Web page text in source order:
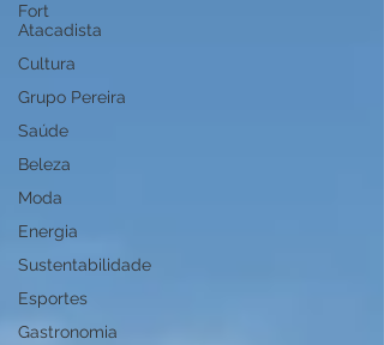
Fort
Atacadista
Cultura
Grupo Pereira
Saúde
Beleza
Moda
Energia
Sustentabilidade
Esportes
Gastronomia